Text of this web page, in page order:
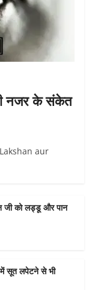
नजर के संकेत
aur
जी को लड्डू और पान
सूत लपेटने से भी